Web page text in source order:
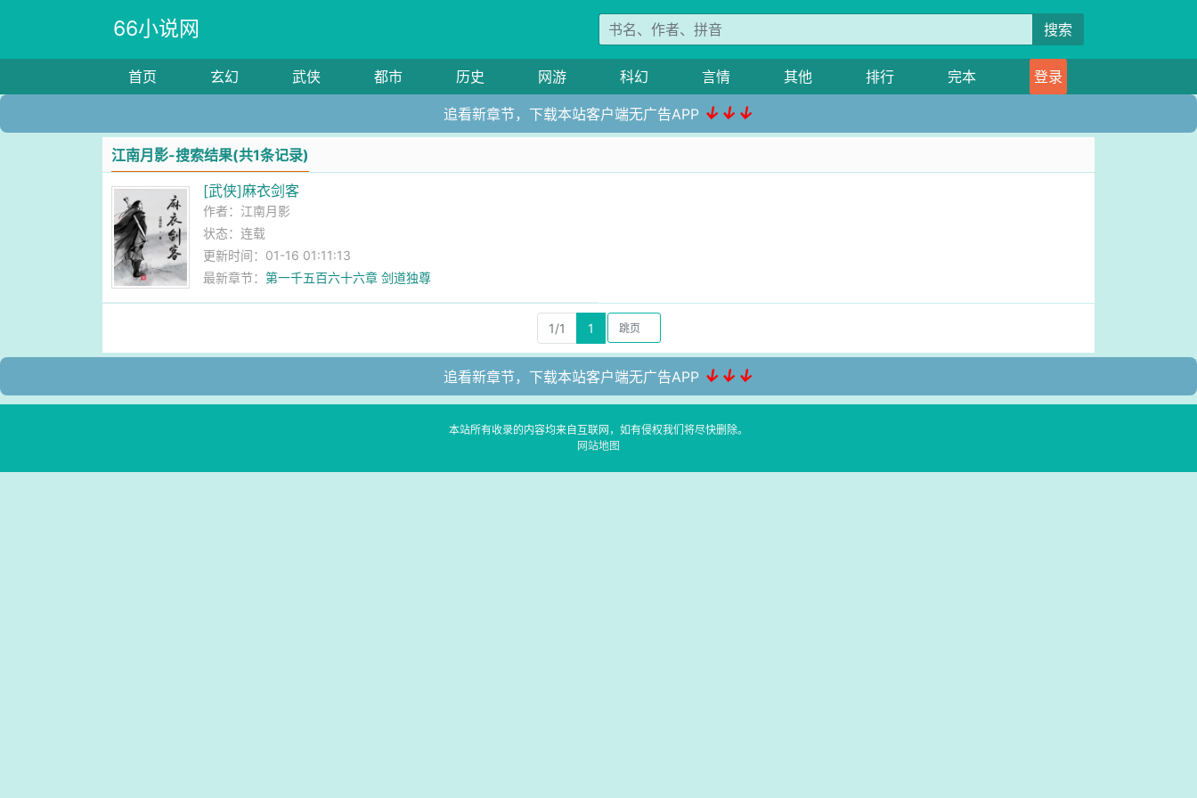
66小说网 搜索
首页 玄幻 武侠 都市 历史 网游 科幻 言情 其他 排行 完本 登录
追看新章节，下载本站客户端无广告APP ↓↓↓
江南月影-搜索结果(共1条记录)
[武侠]麻衣剑客
作者： 江南月影
状态：连载
更新时间：01-16 01:11:13
最新章节：第一千五百六十六章 剑道独尊
1/1 1
追看新章节，下载本站客户端无广告APP ↓↓↓
本站所有收录的内容均来自互联网，如有侵权我们将尽快删除。
网站地图